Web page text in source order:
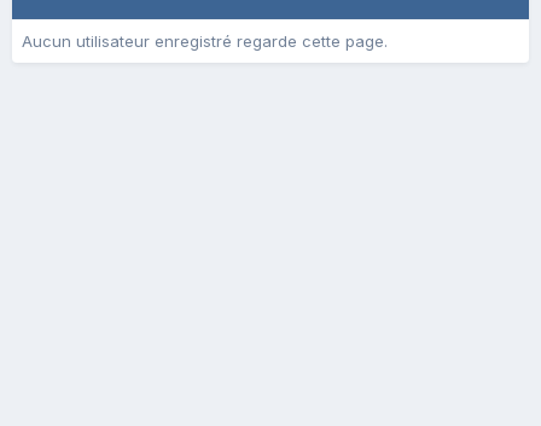
Aucun utilisateur enregistré regarde cette page.